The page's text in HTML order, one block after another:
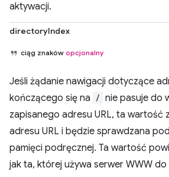
aktywacji.
directoryIndex
ciąg znaków opcjonalny
Jeśli żądanie nawigacji dotyczące
kończącego się na / nie pasuje do
zapisanego adresu URL, ta wartość
adresu URL i będzie sprawdzana
pamięci podręcznej. Ta wartość
jak ta, której używa serwer WWW